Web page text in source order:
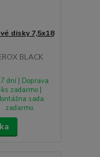
disky 7,5x18
BLACK
7 dní | Doprava
zadarmo |
sada
zadarmo